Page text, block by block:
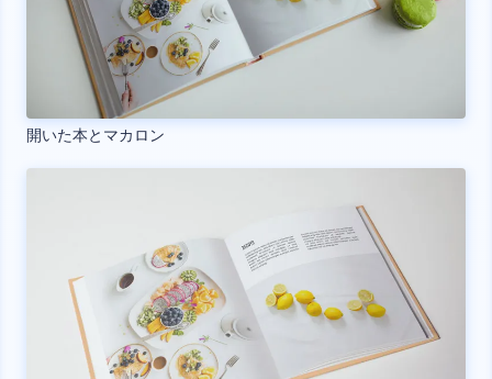
開いた本とマカロン